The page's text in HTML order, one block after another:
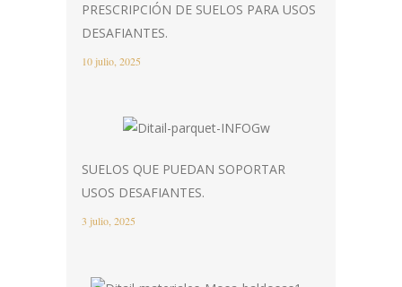
PRESCRIPCIÓN DE SUELOS PARA USOS
DESAFIANTES.
10 julio, 2025
SUELOS QUE PUEDAN SOPORTAR
USOS DESAFIANTES.
3 julio, 2025